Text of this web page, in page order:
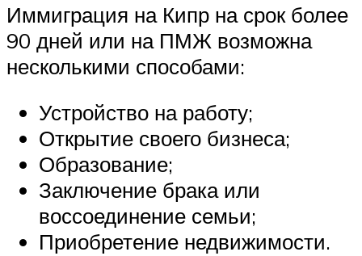
Иммиграция на Кипр на срок более
90 дней или на ПМЖ возможна
несколькими способами:
Устройство на работу;
Открытие своего бизнеса;
Образование;
Заключение брака или
воссоединение семьи;
Приобретение недвижимости.